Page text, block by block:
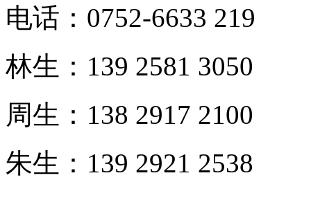
电话：0752-6633 219
林生：139 2581 3050
周生：138 2917 2100
朱生：139 2921 2538